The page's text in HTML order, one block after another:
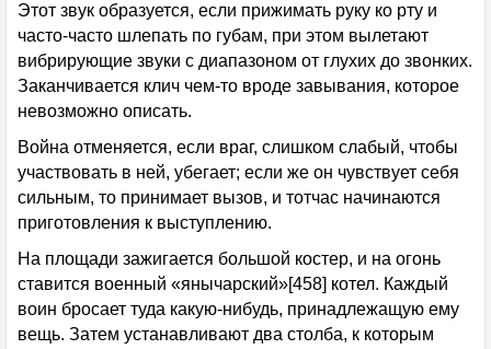
Этот звук образуется, если прижимать руку ко рту и
часто-часто шлепать по губам, при этом вылетают
вибрирующие звуки с диапазоном от глухих до звонких.
Заканчивается клич чем-то вроде завывания, которое
невозможно описать.
Война отменяется, если враг, слишком слабый, чтобы
участвовать в ней, убегает; если же он чувствует себя
сильным, то принимает вызов, и тотчас начинаются
приготовления к выступлению.
На площади зажигается большой костер, и на огонь
ставится военный «янычарский»[458] котел. Каждый
воин бросает туда какую-нибудь, принадлежащую ему
вещь. Затем устанавливают два столба, к которым